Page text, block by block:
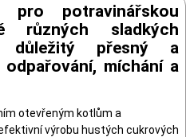
potravinářskou
různých sladkých
přesný a
míchání a
otevřeným kotlům a
výrobu hustých cukrových